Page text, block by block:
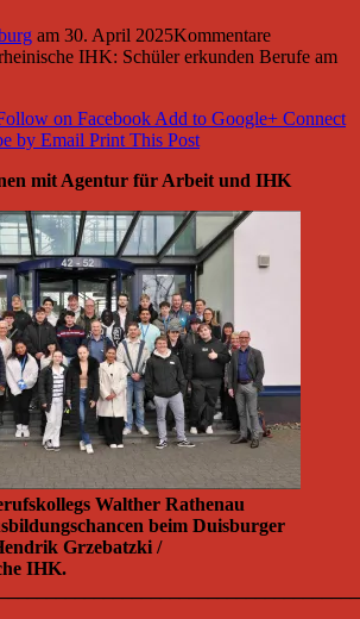
am 30. April 2025Kommentare
IHK: Schüler erkunden Berufe am
on FacebookAdd to Google+ Connect
by Email Print This Post
mit Agentur für Arbeit und IHK
Walther Rathenau
beim Duisburger
Grzebatzki /
IHK.